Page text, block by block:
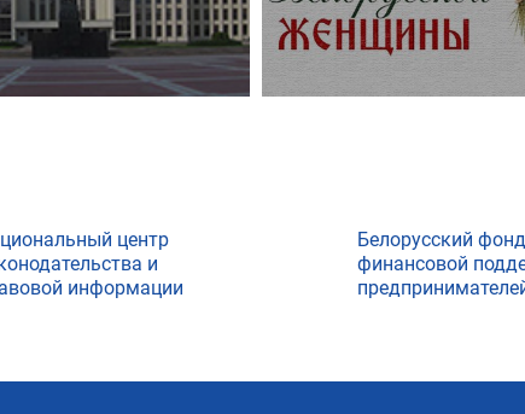
центр
и
информации
Белорусский фонд
финансовой